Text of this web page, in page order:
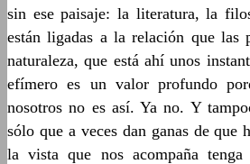
sin ese paisaje: la literatura, la
están ligadas a la relación que las
naturaleza, que está ahí unos
efímero es un valor profundo
nosotros no es así. Ya no. Y
sólo que a veces dan ganas de que
la vista que nos acompaña